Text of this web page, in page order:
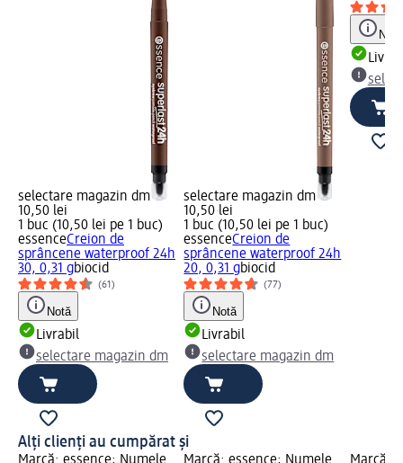
selectare magazin dm
10,50 lei
1 buc (10,50 lei pe 1 buc)
essenceCreion de
sprâncene waterproof 24h
30, 0,31 gbiocid
(61)
Notă
Livrabil
selectare magazin dm
selectare magazin dm
10,50 lei
1 buc (10,50 lei pe 1 buc)
essenceCreion de
sprâncene waterproof 24h
20, 0,31 gbiocid
(77)
Notă
Livrabil
selectare magazin dm
Notă
Alți clienți au cumpărat și